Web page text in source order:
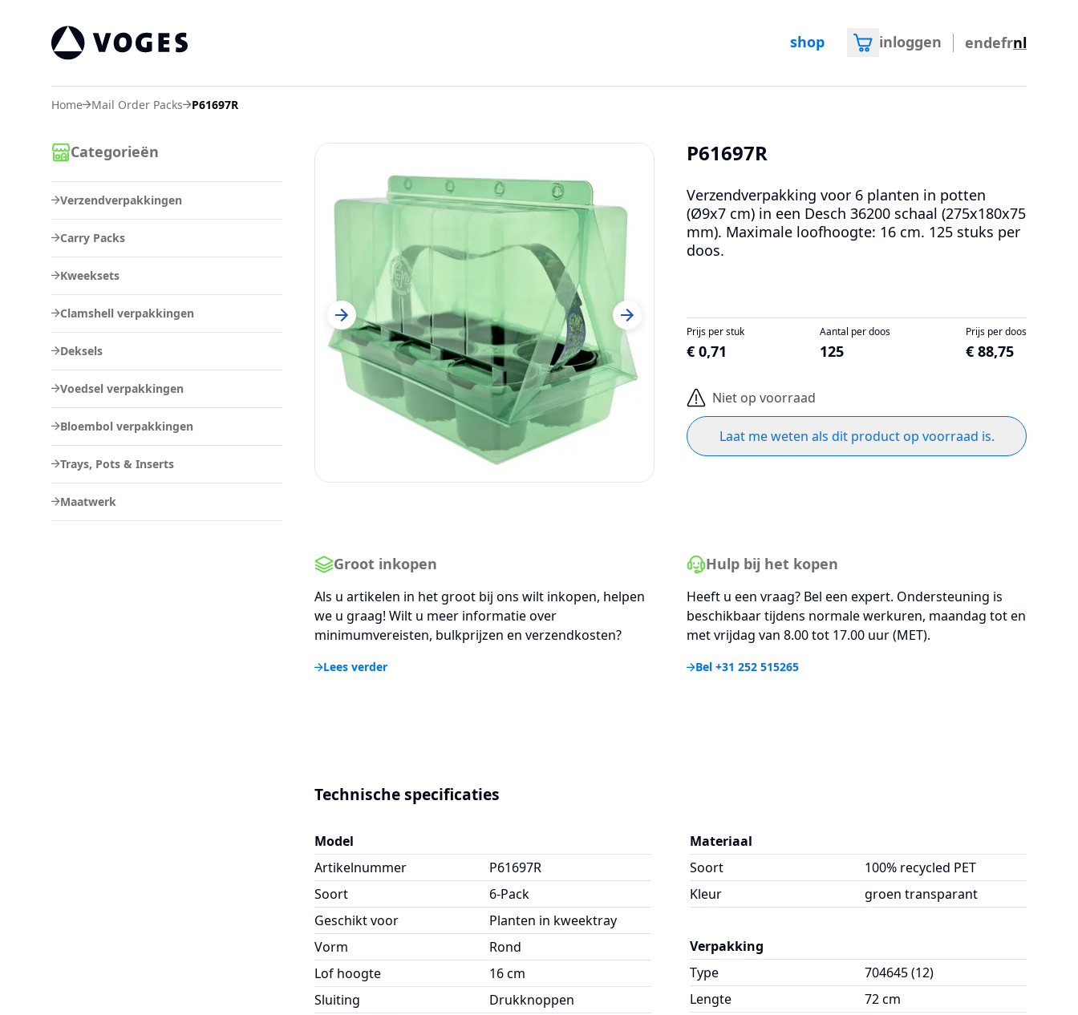
shop inloggen endefrnl
Home Mail Order Packs P61697R
Categorieën
Verzendverpakkingen
Carry Packs
Kweeksets
Clamshell verpakkingen
Deksels
Voedsel verpakkingen
Bloembol verpakkingen
Trays, Pots & Inserts
Maatwerk
P61697R
Verzendverpakking voor 6 planten in potten
(Ø9x7 cm) in een Desch 36200 schaal (275x180x75
mm). Maximale loofhoogte: 16 cm. 125 stuks per
doos.
Prijs per stuk
€ 0,71
Aantal per doos
125
Prijs per doos
€ 88,75
Niet op voorraad
Laat me weten als dit product op voorraad is.
Groot inkopen
Als u artikelen in het groot bij ons wilt inkopen, helpen
we u graag! Wilt u meer informatie over
minimumvereisten, bulkprijzen en verzendkosten?
Lees verder
Hulp bij het kopen
Heeft u een vraag? Bel een expert. Ondersteuning is
beschikbaar tijdens normale werkuren, maandag tot en
met vrijdag van 8.00 tot 17.00 uur (MET).
Bel +31 252 515265
Technische specificaties
Model
Artikelnummer
P61697R
Soort
6-Pack
Geschikt voor
Planten in kweektray
Vorm
Rond
Lof hoogte
16 cm
Sluiting
Drukknoppen
Materiaal
Soort
100% recycled PET
Kleur
groen transparant
Verpakking
Type
704645 (12)
Lengte
72 cm